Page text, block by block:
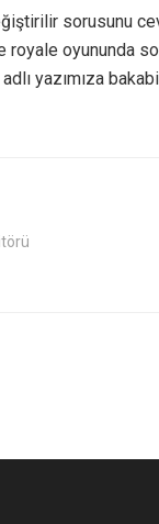
sorusunu
oyununda
yazımıza